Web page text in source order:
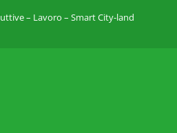
– Lavoro – Smart City-land